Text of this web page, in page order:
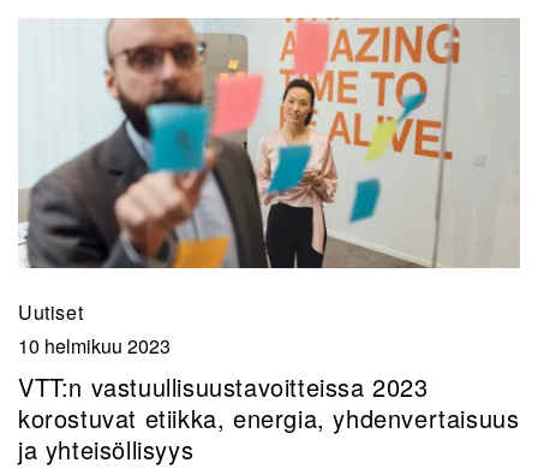
Uutiset
10 helmikuu 2023
VTT:n vastuullisuustavoitteissa 2023
korostuvat etiikka, energia, yhdenvertaisuus
ja yhteisöllisyys